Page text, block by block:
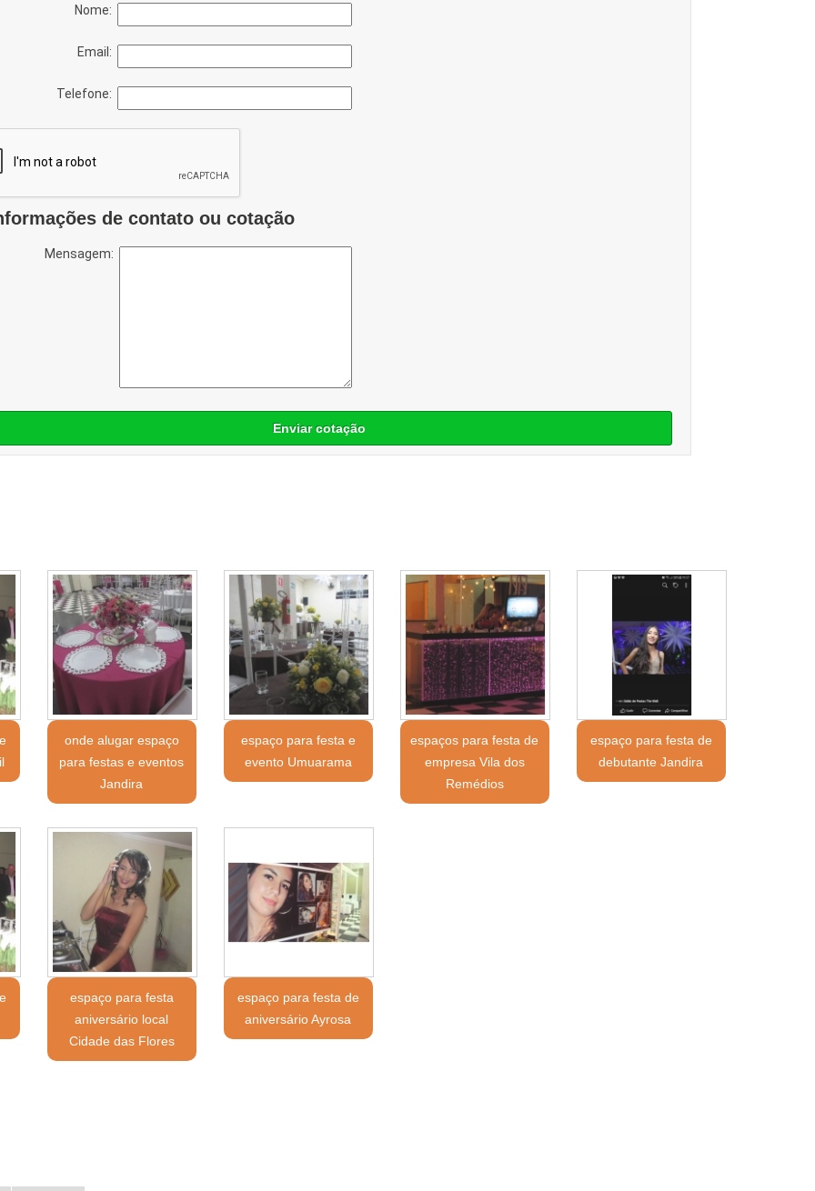
Nome:
Email:
Telefone:
de contato ou cotação
Mensagem:
Enviar cotação
onde alugar espaço
para festas e eventos
Jandira
espaço para festa e
evento Umuarama
espaços para festa de
empresa Vila dos
Remédios
espaço para festa de
debutante Jandira
espaço para festa
aniversário local
Cidade das Flores
espaço para festa de
aniversário Ayrosa